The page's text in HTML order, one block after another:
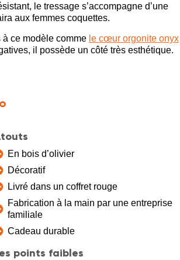
le tressage s’accompagne d’une
aux femmes coquettes.
ce modèle comme le cœur orgonite onyx
il possède un côté très esthétique.
En bois d’olivier
Décoratif
Livré dans un coffret rouge
Fabrication à la main par une entreprise
familiale
Cadeau durable
points faibles